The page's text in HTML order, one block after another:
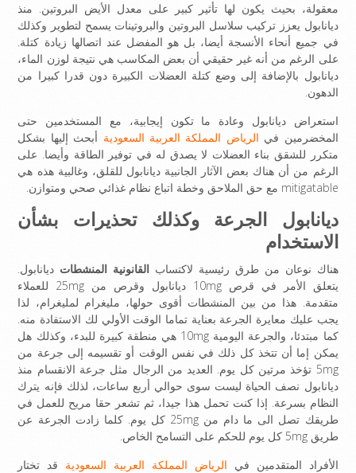
معقولة، بحيث يكون لها تأثير كبير على معدل الأيض البروتين. منذ
ديانابول يعزز تركيب سلاسل البروتين والبروتينات يسمح لتطوير وكذلك
في جميع أنحاء الأنسجة أيضا، بل هو المفضل عند اتصالها زيادة كتلة.
على الرغم من أنه غير حقيقي أن بعض المكاسب هي نتيجة لوزن الماء،
ديانابول بالإضافة إلى وضع كتلة العضلات الكبيرة دون قدرا كبيرا من
الدهون.
استعراض ديانابول وعادة ما تكون إيجابية، مع المستخدمين حتى
المخضرمين في الرياض المملكة العربية السعودية أبحث إليها بشكل
متكرر للشقق بناء العضلات لا يصدق له في توفير الطاقة وأيضا. على
الرغم من أن هناك بعض الآثار الجانبية ديانابول للقلق، وغالبية هذه هي
mitigatable مع حق الملاحق وخطة اتباع نظام غذائي صحي ومتوازن.
ديانابول الجرعة وكذلك تحذيرات بشأن
الاستخدام
هناك نوعان من طرق رئيسية لاكتساب القانونية المنشطات ديانابول.
يتعلق الأمر في قرص 10mg ديانابول وقرص من 25mg للعملاء
متقدمة. هذا من بين المنشطات أقوى حولها، مليغرام لمليغرام، لذا
يجب عليك معايرة الجرعة بعناية تماما الوقت الأولي لك الاستفادة منه.
كما مبتدئا، والجرعة اليومية 10mg هي منطقة كبيرة للبدء، وكذلك هل
يمكن إما أن تتخذ كل ذلك في نفس الوقت أو تقسيمه إلى جرعة من
5mg تؤخذ مرتين كل يوم. العديد من الرجال مثل جرعة الانقسام منذ
ديانابول نصف الحياة ليست سوى حوالي أربع ساعات، لذلك فإنه يترك
النظام بسرعة. إذا كنت تحمل هذا جيدا، ثم تشعر حقا مريح للعمل في
طريقك تصل الى ما دام من 25mg كل يوم. كلما زادت الجرعة عن
طريق 5mg كل يوم للحكم على التسامح الخاص.
الأفراد المتقدمين في الرياض المملكة العربية السعودية قد تختار